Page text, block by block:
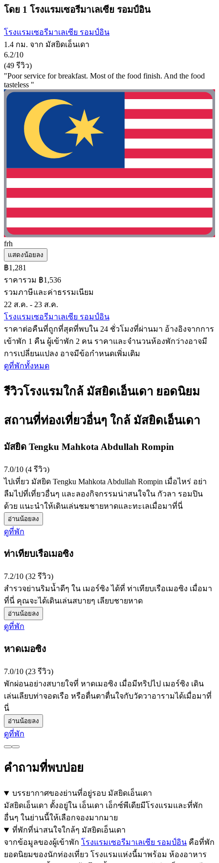
โดย 1 โรงแรมเซอรีมาเลเซีย รอมป์อิน
โรงแรมเซอรีมาเลเซีย รอมป์อิน
1.4 กม. จาก มัสยิดเอ็นเดา
6.2/10
(49 รีวิว)
"Poor service for breakfast. Most of the food finish. And the food
tasteless "
frh
แสดงน้อยลง
฿1,281
ราคารวม ฿1,536
รวมภาษีและค่าธรรมเนียม
22 ส.ค. - 23 ส.ค.
โรงแรมเซอรีมาเลเซีย รอมป์อิน
ราคาต่อคืนที่ถูกที่สุดที่พบใน 24 ชั่วโมงที่ผ่านมา อ้างอิงจากการ
เข้าพัก 1 คืน ผู้เข้าพัก 2 คน ราคาและจำนวนห้องพักว่างอาจมี
การเปลี่ยนแปลง อาจมีข้อกำหนดเพิ่มเติม
ดูที่พักทั้งหมด
รีวิวโรงแรมใกล้ มัสยิดเอ็นเดา ยอดนิยม
สถานที่ท่องเที่ยวอื่นๆ ใกล้ มัสยิดเอ็นเดา
มัสยิด Tengku Mahkota Abdullah Rompin
7.0/10 (4 รีวิว)
ไปเที่ยว มัสยิด Tengku Mahkota Abdullah Rompin เมื่อไหร่ อย่า
ลืมไปที่เที่ยวอื่นๆ และลองกิจกรรมน่าสนใจใน กัวลา รอมปิน
ด้วย แนะนำให้เดินเล่นชมชายหาดและทะเลเมื่อมาที่นี่
อ่านน้อยลง
ดูที่พัก
ท่าเทียบเรือเมอซิง
7.2/10 (32 รีวิว)
สำรวจย่านริมน้ำดีๆ ใน เมอร์ซิง ได้ที่ ท่าเทียบเรือเมอซิง เมื่อมา
ที่นี่ คุณจะได้เดินเล่นสบายๆ เลียบชายหาด
อ่านน้อยลง
ดูที่พัก
หาดเมอซิง
7.0/10 (23 รีวิว)
พักผ่อนอย่างสบายใจที่ หาดเมอซิง เมื่อมีทริปไป เมอร์ซิง เดิน
เล่นเลียบท่าจอดเรือ หรือตื่นตาตื่นใจกับวัดวาอารามได้เมื่อมาที่
นี่
อ่านน้อยลง
ดูที่พัก
คำถามที่พบบ่อย
บรรยากาศของย่านที่อยู่รอบ มัสยิดเอ็นเดา
มัสยิดเอ็นเดา ตั้งอยู่ใน เอ็นเดา เอ็กซ์พีเดียมีโรงแรมและที่พัก
อื่นๆ ในย่านนี้ให้เลือกจองมากมาย
ที่พักที่น่าสนใจใกล้ๆ มัสยิดเอ็นเดา
จากข้อมูลของผู้เข้าพัก โรงแรมเซอรีมาเลเซีย รอมป์อิน คือที่พัก
ยอดนิยมของนักท่องเที่ยว โรงแรมแห่งนี้มาพร้อม ห้องอาหาร